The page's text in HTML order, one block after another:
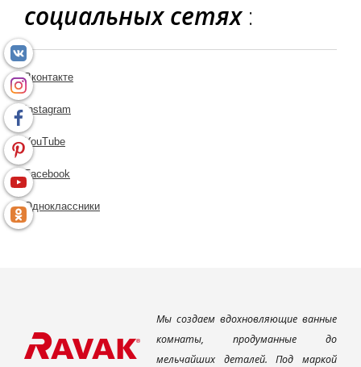
социальных сетях :
Вконтакте
Instagram
YouTube
Facebook
Одноклассники
Мы создаем вдохновляющие ванные
комнаты, продуманные до
мельчайших деталей. Под маркой